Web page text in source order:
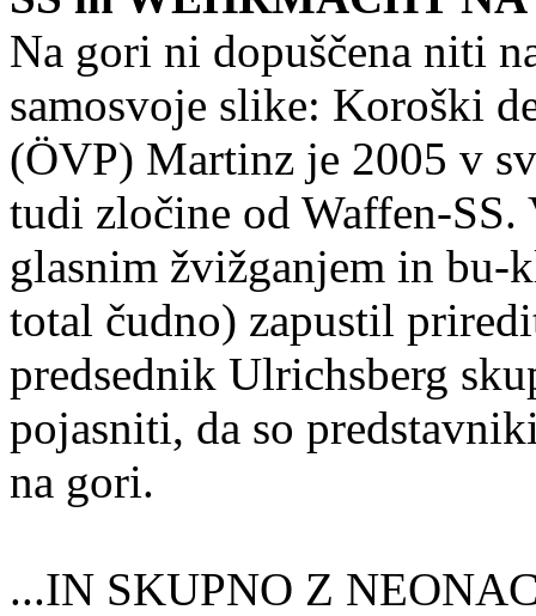
Na gori ni dopuščena niti
samosvoje slike: Koroški
(ÖVP) Martinz je 2005 v
tudi zločine od Waffen-SS.
glasnim žvižganjem in bu-
total čudno) zapustil
predsednik Ulrichsberg
pojasniti, da so
na gori.
...IN SKUPNO Z